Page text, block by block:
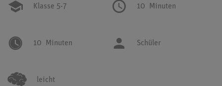
Klasse 5-7 10 Minuten
10 Minuten Schüler
leicht